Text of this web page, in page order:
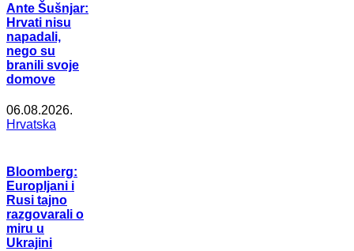
Ante Šušnjar:
Hrvati nisu
napadali,
nego su
branili svoje
domove
06.08.2026.
Hrvatska
Bloomberg:
Europljani i
Rusi tajno
razgovarali o
miru u
Ukrajini